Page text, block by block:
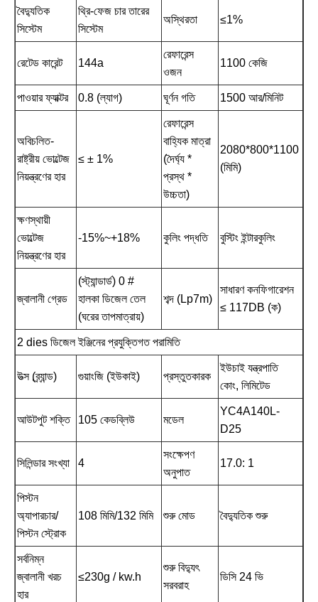
বৈদ্যুতিক
সিস্টেম
থ্রি-ফেজ চার তারের
সিস্টেম
অস্থিরতা ≤1%
রেটেড কারেন্ট 144a
রেফারেন্স
ওজন
1100 কেজি
পাওয়ার ফ্যাক্টর 0.8 (ল্যাগ) ঘূর্ণন গতি 1500 আর/মিনিট
অবিচলিত-
রাষ্ট্রীয় ভোল্টেজ
নিয়ন্ত্রণের হার
≤ ± 1%
রেফারেন্স
বাহ্যিক মাত্রা
(দৈর্ঘ্য *
প্রস্থ *
উচ্চতা)
2080*800*1100
(মিমি)
ক্ষণস্থায়ী
ভোল্টেজ
নিয়ন্ত্রণের হার
-15%~+18% কুলিং পদ্ধতি বুস্টিং ইন্টারকুলিং
জ্বালানী গ্রেড
(স্ট্যান্ডার্ড) 0 #
হালকা ডিজেল তেল
(ঘরের তাপমাত্রায়)
শব্দ (Lp7m)
সাধারণ কনফিগারেশন
≤ 117DB (ক)
2 dies ডিজেল ইঞ্জিনের প্রযুক্তিগত পরামিতি
উত্স (ব্র্যান্ড) গুয়াংজি (ইউকাই) প্রস্তুতকারক
ইউচাই যন্ত্রপাতি
কোং, লিমিটেড
আউটপুট শক্তি 105 কেডব্লিউ মডেল
YC4A140L-
D25
সিলিন্ডার সংখ্যা 4
সংক্ষেপণ
অনুপাত
17.0: 1
পিস্টন
অ্যাপারচার/
পিস্টন স্ট্রোক
108 মিমি/132 মিমি শুরু মোড বৈদ্যুতিক শুরু
সর্বনিম্ন
জ্বালানী খরচ
হার
≤230g / kw.h
শুরু বিদ্যুৎ
সরবরাহ
ডিসি 24 ভি